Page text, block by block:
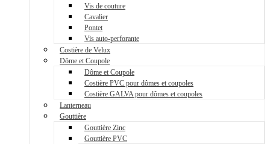
Vis de couture
Cavalier
Pontet
Vis auto-perforante
Costière de Velux
Dôme et Coupole
Dôme et Coupole
Costière PVC pour dômes et coupoles
Costière GALVA pour dômes et coupoles
Lanterneau
Gouttière
Gouttière Zinc
Gouttière PVC